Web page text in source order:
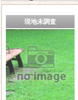
現地未調査